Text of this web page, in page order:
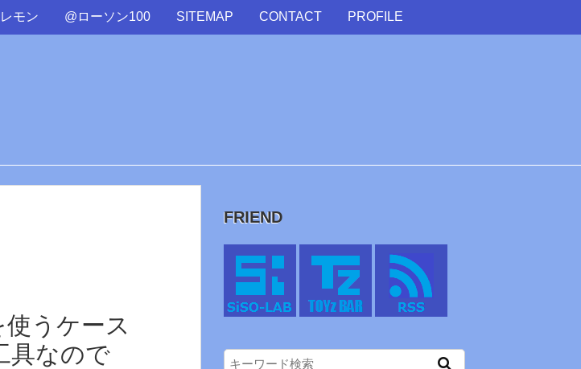
モン @ローソン100 SITEMAP CONTACT PROFILE
うケース
具なので
FRIEND